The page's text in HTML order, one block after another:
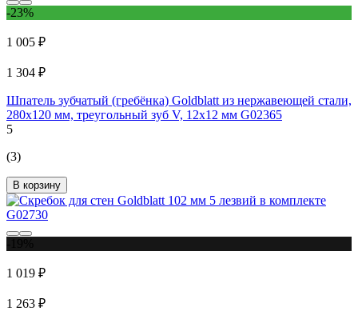
-23%
1 005 ₽
1 304 ₽
Шпатель зубчатый (гребёнка) Goldblatt из нержавеющей стали,
280х120 мм, треугольный зуб V, 12x12 мм G02365
5
(3)
В корзину
1 019 ₽
1 263 ₽